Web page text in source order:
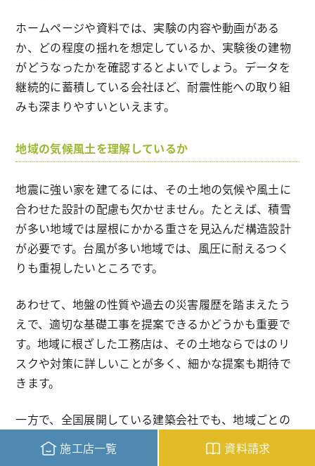
ホームページや資料では、実験の内容や動画がある
か、どの程度の揺れを想定しているか、実験後の建物
がどうなったかを確認するとよいでしょう。データを
継続的に蓄積している会社ほど、耐震性能への取り組
みも深まりやすいといえます。
地域の気候風土を理解しているか
地震に強い家を建てるには、その土地の気候や風土に
合わせた設計の配慮も欠かせません。たとえば、積雪
が多い地域では屋根にかかる重さを見込んだ構造設計
が必要です。台風が多い地域では、風圧に耐えるつく
りも重視したいところです。
あわせて、地盤の性質や過去の災害履歴を踏まえたう
えで、適切な基礎工事を提案できるかどうかも重要で
す。地域に根ざした工務店は、その土地ならではのリ
スクや対策に詳しいことが多く、細かな提案も期待で
きます。
一方で、全国展開している建築会社でも、地域ごとの
仕様変更や現地調査を丁寧に行っている会社であれば
安心材料になります。打ち合わせでは、地域の特性を
施工店一覧 資料請求